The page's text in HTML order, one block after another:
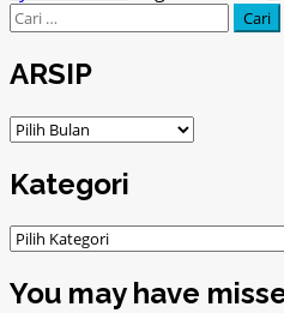
Cari
ARSIP
ARSIP
Kategori
Kategori
You may have